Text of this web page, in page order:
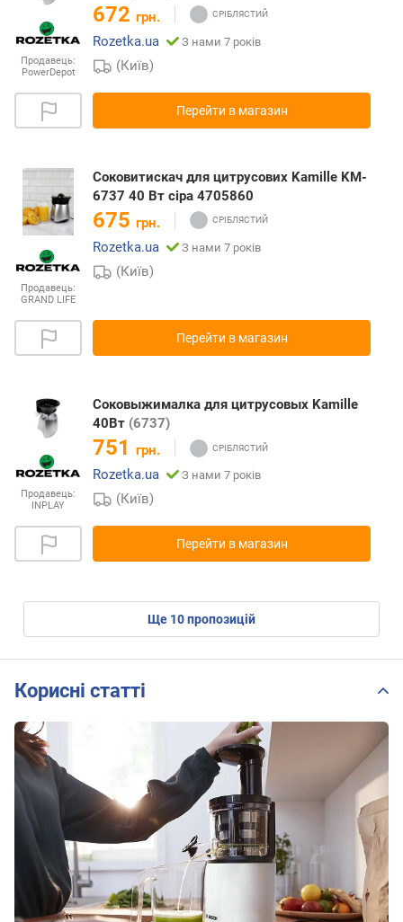
Продавець:
PowerDepot
672 грн.
Rozetka.ua
З нами 7 років
(Київ)
Перейти в магазин
Продавець:
GRAND LIFE
Соковитискач для цитрусових Kamille KM-
6737 40 Вт сіра 4705860
675 грн.
Rozetka.ua
З нами 7 років
(Київ)
Перейти в магазин
Продавець:
INPLAY
Соковыжималка для цитрусовых Kamille
40Вт (6737)
751 грн.
Rozetka.ua
З нами 7 років
(Київ)
Перейти в магазин
ще 10пропозицій
Корисні статті